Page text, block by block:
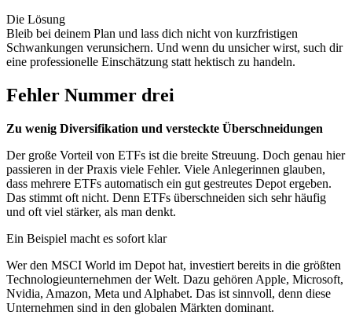
Die Lösung
Bleib bei deinem Plan und lass dich nicht von kurzfristigen
Schwankungen verunsichern. Und wenn du unsicher wirst, such dir
eine professionelle Einschätzung statt hektisch zu handeln.
Fehler Nummer drei
Zu wenig Diversifikation und versteckte Überschneidungen
Der große Vorteil von ETFs ist die breite Streuung. Doch genau hier
passieren in der Praxis viele Fehler. Viele Anlegerinnen glauben,
dass mehrere ETFs automatisch ein gut gestreutes Depot ergeben.
Das stimmt oft nicht. Denn ETFs überschneiden sich sehr häufig
und oft viel stärker, als man denkt.
Ein Beispiel macht es sofort klar
Wer den MSCI World im Depot hat, investiert bereits in die größten
Technologieunternehmen der Welt. Dazu gehören Apple, Microsoft,
Nvidia, Amazon, Meta und Alphabet. Das ist sinnvoll, denn diese
Unternehmen sind in den globalen Märkten dominant.